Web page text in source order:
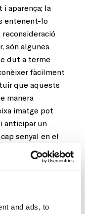
and ads, to
aparença; la
entenent-lo
reconsideració
són algunes
dut a terme
fàcilment
que aquests
manera
imatge pot
anticipar un
senyal en el
aquesta